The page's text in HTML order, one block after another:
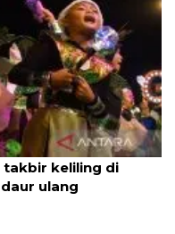
takbir keliling di
ulang